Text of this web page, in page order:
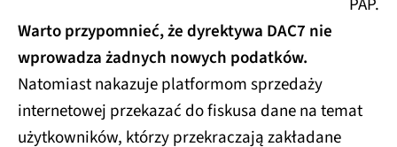
Warto przypomnieć, że dyrektywa DAC7 nie
wprowadza żadnych nowych podatków.
Natomiast nakazuje platformom sprzedaży
internetowej przekazać do fiskusa dane na temat
użytkowników, którzy przekraczają zakładane